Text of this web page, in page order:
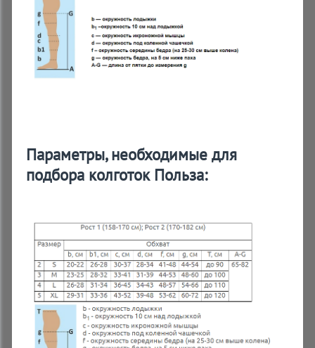
Параметры, необходимые для
подбора колготок Польза: